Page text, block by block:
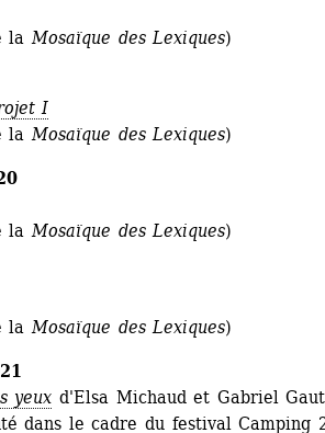
la Mosaïque des Lexiques)
I
la Mosaïque des Lexiques)
la Mosaïque des Lexiques)
la Mosaïque des Lexiques)
yeux d'Elsa Michaud et Gabriel
dans le cadre du festival Camping